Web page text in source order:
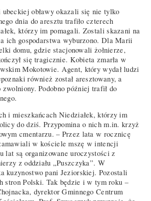
obławy okazali się nie tylko
dnia do aresztu trafiło czterech
którzy im pomagali. Zostali skazani na
ich gospodarstwa wyburzono. Dla Marii
domu, gdzie stacjonowali żołnierze,
się tragicznie. Kobieta zmarła w
Mokotowie. Agent, który wydał ludzi
również został aresztowany, a
Podobno później trafił do
i mieszkańcach Niedziałek, którzy im
do dziś. Przypomina o nich m.in. krzyż
cmentarzu. – Przez lata w rocznicę
w kościele mszę w intencji
lat są organizowane uroczystości z
z oddziału „Puszczyka”. W
kuzynostwo pani Jeziorskiej. Pozostali
stron Polski. Tak będzie i w tym roku –
dyrektor Gminnego Centrum